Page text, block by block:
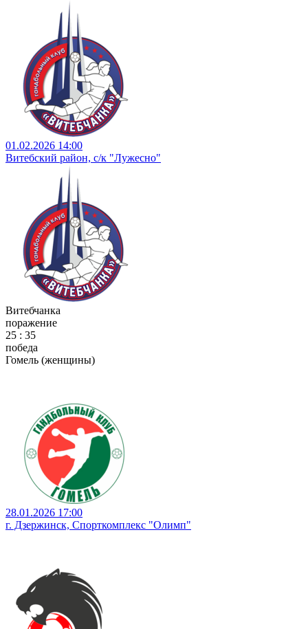
01.02.2026 14:00
Витебский район, с/к "Лужесно"
Витебчанка
поражение
25 : 35
победа
Гомель (женщины)
28.01.2026 17:00
г. Дзержинск, Спорткомплекс "Олимп"